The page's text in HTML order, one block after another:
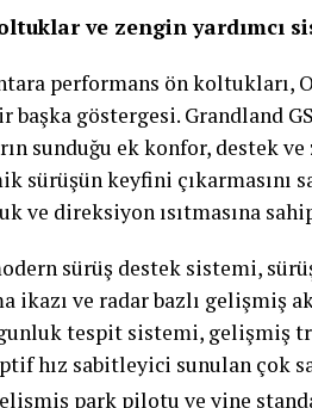
ve zengin yardımcı
performans ön
göstergesi. Grandland
sunduğu ek konfor, destek
sürüşün keyfini çıkarmasını
ve direksiyon ısıtmasına
sürüş destek sistemi,
ikazı ve radar bazlı gelişmiş
tespit sistemi, gelişmiş
hız sabitleyici sunulan çok
park pilotu ve yine